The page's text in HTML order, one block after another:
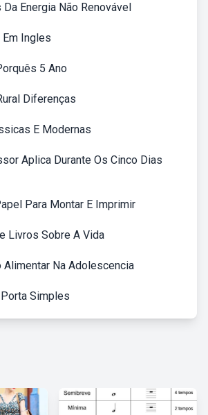
Da Energia Não Renovável
Em Ingles
5 Ano
Diferenças
E Modernas
Aplica Durante Os Cinco Dias
Para Montar E Imprimir
Livros Sobre A Vida
Alimentar Na Adolescencia
Simples